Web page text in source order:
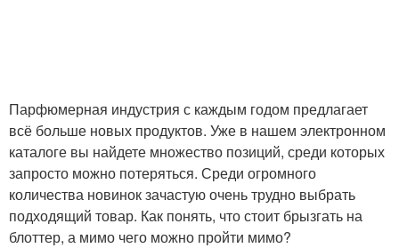
Парфюмерная индустрия с каждым годом предлагает
всё больше новых продуктов. Уже в нашем электронном
каталоге вы найдете множество позиций, среди которых
запросто можно потеряться. Среди огромного
количества новинок зачастую очень трудно выбрать
подходящий товар. Как понять, что стоит брызгать на
блоттер, а мимо чего можно пройти мимо?